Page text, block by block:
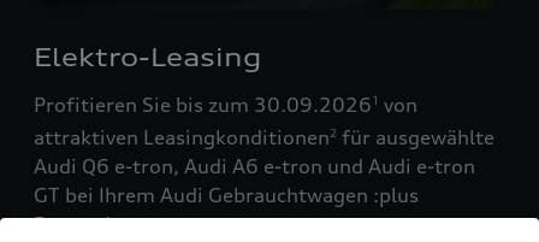
Elektro-Leasing
Profitieren Sie bis zum 30.09.20261 von
attraktiven Leasingkonditionen2 für ausgewählte
Audi Q6 e-tron, Audi A6 e-tron und Audi e-tron
GT bei Ihrem Audi Gebrauchtwagen :plus
Partner!